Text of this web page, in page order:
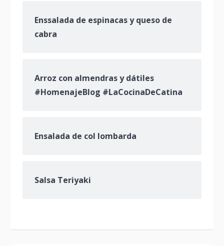
Enssalada de espinacas y queso de
cabra
Arroz con almendras y dátiles
#HomenajeBlog #LaCocinaDeCatina
Ensalada de col lombarda
Salsa Teriyaki